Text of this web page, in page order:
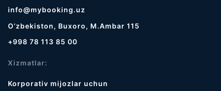
info@mybooking.uz
O‘zbekiston, Buxoro, M.Ambar 115
+998 78 113 85 00
Xizmatlar:
Korporativ mijozlar uchun